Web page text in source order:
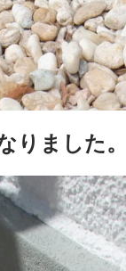
りました